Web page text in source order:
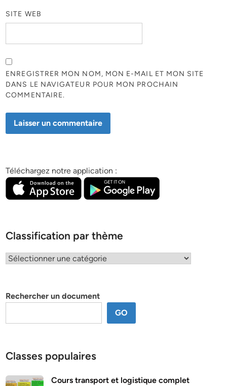
SITE WEB
ENREGISTRER MON NOM, MON E-MAIL ET MON SITE
DANS LE NAVIGATEUR POUR MON PROCHAIN
COMMENTAIRE.
Téléchargez notre application :
Classification par thème
Classification
Rechercher un document
GO
Classes populaires
Cours transport et logistique complet